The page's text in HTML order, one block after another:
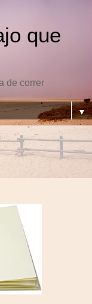
que
de correr
▼